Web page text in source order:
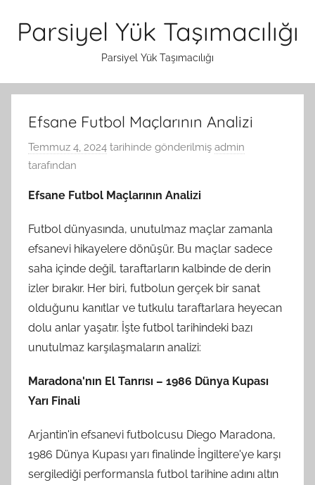
Parsiyel Yük Taşımacılığı
Parsiyel Yük Taşımacılığı
Efsane Futbol Maçlarının Analizi
Temmuz 4, 2024 tarihinde gönderilmiş admin
tarafından
Efsane Futbol Maçlarının Analizi
Futbol dünyasında, unutulmaz maçlar zamanla
efsanevi hikayelere dönüşür. Bu maçlar sadece
saha içinde değil, taraftarların kalbinde de derin
izler bırakır. Her biri, futbolun gerçek bir sanat
olduğunu kanıtlar ve tutkulu taraftarlara heyecan
dolu anlar yaşatır. İşte futbol tarihindeki bazı
unutulmaz karşılaşmaların analizi:
Maradona'nın El Tanrısı – 1986 Dünya Kupası
Yarı Finali
Arjantin'in efsanevi futbolcusu Diego Maradona,
1986 Dünya Kupası yarı finalinde İngiltere'ye karşı
sergilediği performansla futbol tarihine adını altın